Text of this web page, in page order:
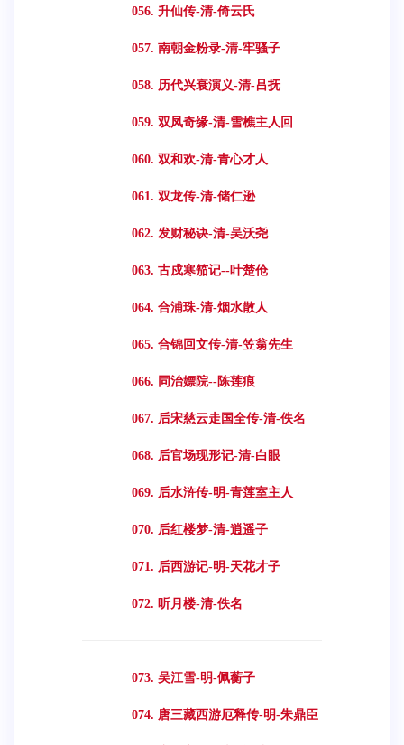
056. 升仙传-清-倚云氏
057. 南朝金粉录-清-牢骚子
058. 历代兴衰演义-清-吕抚
059. 双凤奇缘-清-雪樵主人回
060. 双和欢-清-青心才人
061. 双龙传-清-储仁逊
062. 发财秘诀-清-吴沃尧
063. 古戍寒笳记--叶楚伧
064. 合浦珠-清-烟水散人
065. 合锦回文传-清-笠翁先生
066. 同治嫖院--陈莲痕
067. 后宋慈云走国全传-清-佚名
068. 后官场现形记-清-白眼
069. 后水浒传-明-青莲室主人
070. 后红楼梦-清-逍遥子
071. 后西游记-明-天花才子
072. 听月楼-清-佚名
073. 吴江雪-明-佩蘅子
074. 唐三藏西游厄释传-明-朱鼎臣